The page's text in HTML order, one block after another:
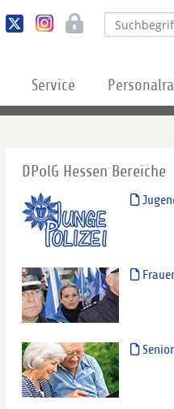
Service
DPolG Hessen Bereiche